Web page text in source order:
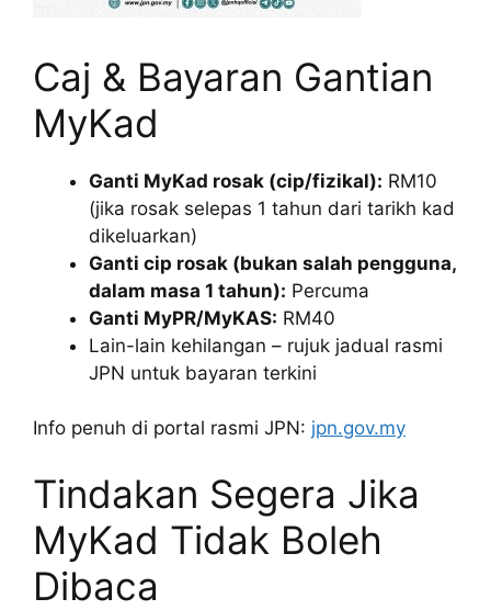
Caj & Bayaran Gantian
MyKad
Ganti MyKad rosak (cip/fizikal): RM10
(jika rosak selepas 1 tahun dari tarikh kad
dikeluarkan)
Ganti cip rosak (bukan salah pengguna,
dalam masa 1 tahun): Percuma
Ganti MyPR/MyKAS: RM40
Lain-lain kehilangan – rujuk jadual rasmi
JPN untuk bayaran terkini
Info penuh di portal rasmi JPN: jpn.gov.my
Tindakan Segera Jika
MyKad Tidak Boleh
Dibaca